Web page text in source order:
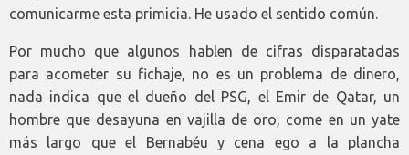
comunicarme esta primicia. He usado el sentido común.
Por mucho que algunos hablen de cifras disparatadas
para acometer su fichaje, no es un problema de dinero,
nada indica que el dueño del PSG, el Emir de Qatar, un
hombre que desayuna en vajilla de oro, come en un yate
más largo que el Bernabéu y cena ego a la plancha